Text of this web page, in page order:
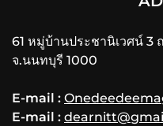
61 หมู่บ้านประชานิเวศน์ 3
จ.นนทบุรี 1000
E-mail :
E-mail :